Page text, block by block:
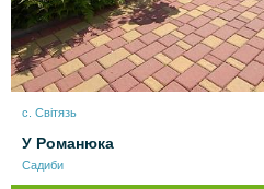
с. Світязь
У Романюка
Садиби